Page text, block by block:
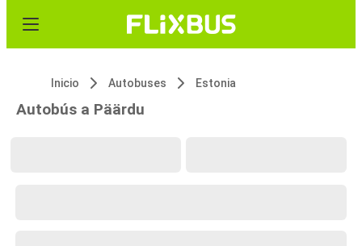
Inicio Autobuses Estonia
Autobús a Päärdu